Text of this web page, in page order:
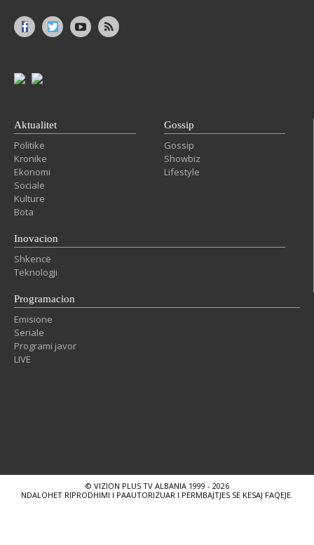
Aktualitet
Politike
Kronike
Ekonomi
Sociale
Kulture
Bota
Gossip
Gossip
Showbiz
Lifestyle
Inovacion
Shkencë
Teknologji
Programacion
Emisione
Seriale
Programi javor
LIVE
© VIZION PLUS TV ALBANIA 1999 - 2026
NDALOHET RIPRODHIMI I PAAUTORIZUAR I PERMBAJTJES SE KESAJ FAQEJE.